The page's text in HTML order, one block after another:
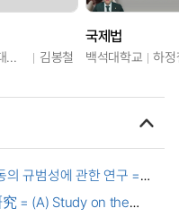
한국외국어대학교 김봉철
국제법
백석대학교 하
의 규범성에 관한 연구 =
espionage in international
= (A) Study on the